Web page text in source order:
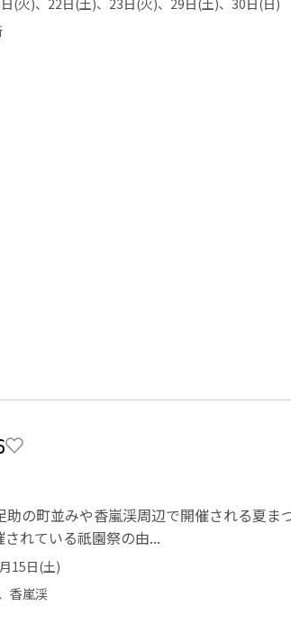
助の町並みや香嵐渓周辺で開催される夏
れている祇園祭の由...
15日(土)
香嵐渓